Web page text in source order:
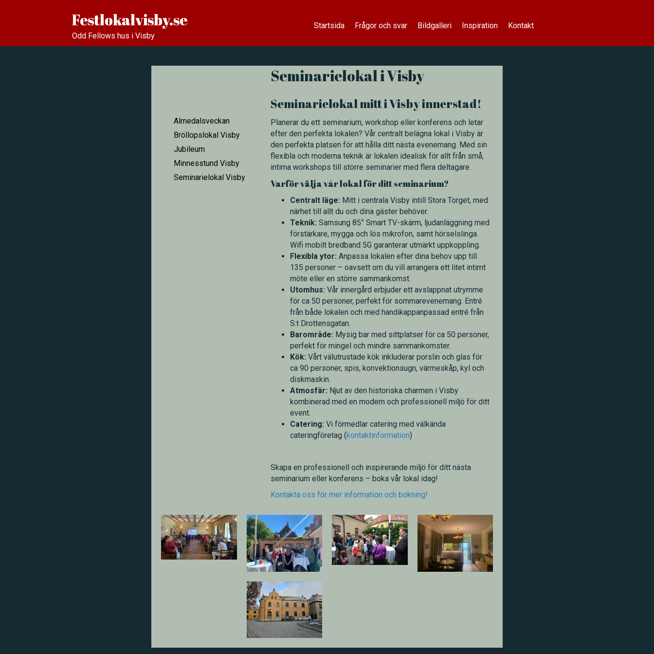
Festlokalvisby.se
Odd Fellows hus i Visby
Startsida Frågor och svar Bildgalleri Inspiration Kontakt
Almedalsveckan
Bröllopslokal Visby
Jubileum
Minnesstund Visby
Seminarielokal Visby
Seminarielokal i Visby
Seminarielokal mitt i Visby innerstad!
Planerar du ett seminarium, workshop eller konferens och letar
efter den perfekta lokalen? Vår centralt belägna lokal i Visby är
den perfekta platsen för att hålla ditt nästa evenemang. Med sin
flexibla och moderna teknik är lokalen idealisk för allt från små,
intima workshops till större seminarier med flera deltagare.
Varför välja vår lokal för ditt seminarium?
Centralt läge: Mitt i centrala Visby intill Stora Torget, med
närhet till allt du och dina gäster behöver.
Teknik: Samsung 85” Smart TV-skärm, ljudanläggning med
förstärkare, mygga och lös mikrofon, samt hörselslinga.
Wifi mobilt bredband 5G garanterar utmärkt uppkoppling.
Flexibla ytor: Anpassa lokalen efter dina behov upp till
135 personer – oavsett om du vill arrangera ett litet intimt
möte eller en större sammankomst.
Utomhus: Vår innergård erbjuder ett avslappnat utrymme
för ca 50 personer, perfekt för sommarevenemang. Entré
från både lokalen och med handikappanpassad entré från
S:t Drottensgatan.
Barområde: Mysig bar med sittplatser för ca 50 personer,
perfekt för mingel och mindre sammankomster.
Kök: Vårt välutrustade kök inkluderar porslin och glas för
ca 90 personer, spis, konvektionsugn, värmeskåp, kyl och
diskmaskin.
Atmosfär: Njut av den historiska charmen i Visby
kombinerad med en modern och professionell miljö för ditt
event.
Catering: Vi förmedlar catering med välkända
cateringföretag (kontaktinformation)
Skapa en professionell och inspirerande miljö för ditt nästa
seminarium eller konferens – boka vår lokal idag!
Kontakta oss för mer information och bokning!